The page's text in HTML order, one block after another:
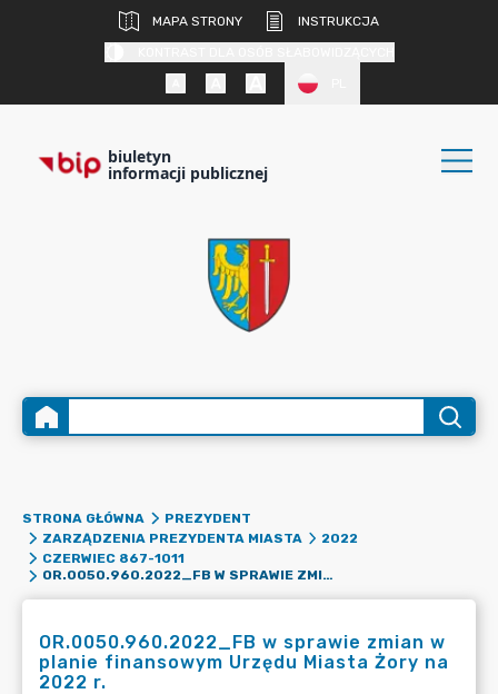
MAPA STRONY
INSTRUKCJA
biuletyn
informacji publicznej
STRONA GŁÓWNA
PREZYDENT
ZARZĄDZENIA PREZYDENTA MIASTA
2022
CZERWIEC 867-1011
OR.0050.960.2022_FB W SPRAWIE ZMIAN W PLANIE FINANSOWYM URZĘDU MIASTA ŻORY NA 2022 R.
OR.0050.960.2022_FB w sprawie zmian w
planie finansowym Urzędu Miasta Żory na
2022 r.